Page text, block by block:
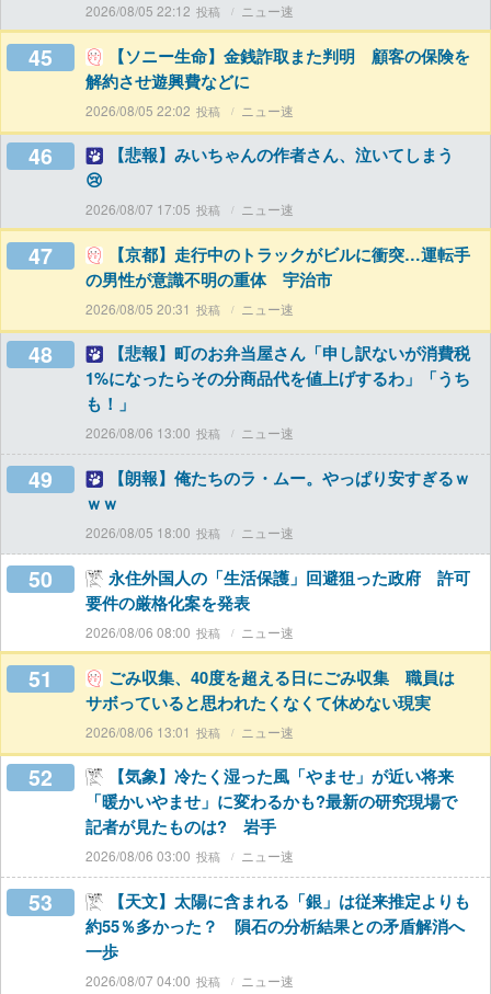
2026/08/05 22:12 ニュー速
45
【ソニー生命】金銭詐取また判明 顧客の保険を
解約させ遊興費などに
2026/08/05 22:02 ニュー速
46
【悲報】みいちゃんの作者さん、泣いてしまう
😢
2026/08/07 17:05 ニュー速
47
【京都】走行中のトラックがビルに衝突…運転手
の男性が意識不明の重体 宇治市
2026/08/05 20:31 ニュー速
48
【悲報】町のお弁当屋さん「申し訳ないが消費税
1%になったらその分商品代を値上げするわ」「うち
も！」
2026/08/06 13:00 ニュー速
49
【朗報】俺たちのラ・ムー。やっぱり安すぎるｗ
ｗｗ
2026/08/05 18:00 ニュー速
50
永住外国人の「生活保護」回避狙った政府 許可
要件の厳格化案を発表
2026/08/06 08:00 ニュー速
51
ごみ収集、40度を超える日にごみ収集 職員は
サボっていると思われたくなくて休めない現実
2026/08/06 13:01 ニュー速
52
【気象】冷たく湿った風「やませ」が近い将来
「暖かいやませ」に変わるかも?最新の研究現場で
記者が見たものは? 岩手
2026/08/06 03:00 ニュー速
53
【天文】太陽に含まれる「銀」は従来推定よりも
約55％多かった？ 隕石の分析結果との矛盾解消へ
一歩
2026/08/07 04:00 ニュー速